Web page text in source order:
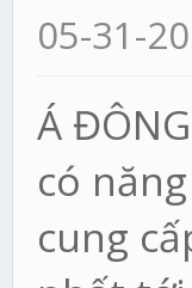
05-31-
Á
có
cung